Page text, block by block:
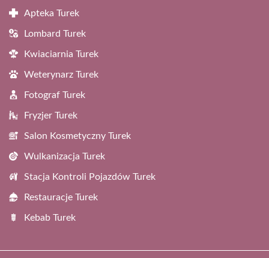
Apteka Turek
Lombard Turek
Kwiaciarnia Turek
Weterynarz Turek
Fotograf Turek
Fryzjer Turek
Salon Kosmetyczny Turek
Wulkanizacja Turek
Stacja Kontroli Pojazdów Turek
Restauracje Turek
Kebab Turek